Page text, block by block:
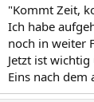
"Kommt Zeit,
Ich habe
noch in weiter
Jetzt ist
Eins nach dem